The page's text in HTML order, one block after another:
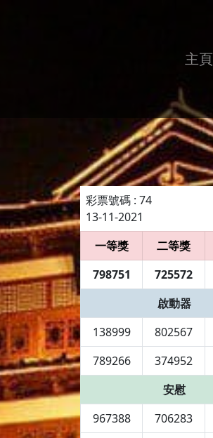
主頁
彩票號碼 : 74
13-11-2021
一等獎
二等獎
798751
725572
啟動器
138999
802567
789266
374952
安慰
967388
706283